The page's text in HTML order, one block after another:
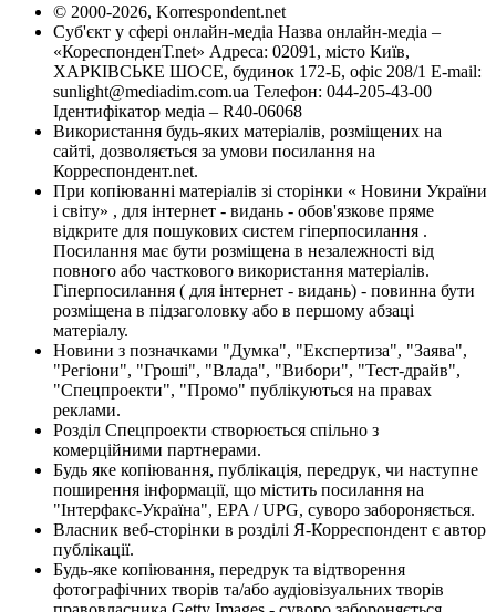
© 2000-2026, Korrespondent.net
Суб'єкт у сфері онлайн-медіа Назва онлайн-медіа –
«КореспонденТ.net» Адреса: 02091, місто Київ,
ХАРКІВСЬКЕ ШОСЕ, будинок 172-Б, офіс 208/1 E-mail:
sunlight@mediadim.com.ua Телефон: 044-205-43-00
Ідентифікатор медіа – R40-06068
Використання будь-яких матеріалів, розміщених на
сайті, дозволяється за умови посилання на
Корреспондент.net.
При копіюванні матеріалів зі сторінки « Новини України
і світу» , для інтернет - видань - обов'язкове пряме
відкрите для пошукових систем гіперпосилання .
Посилання має бути розміщена в незалежності від
повного або часткового використання матеріалів.
Гіперпосилання ( для інтернет - видань) - повинна бути
розміщена в підзаголовку або в першому абзаці
матеріалу.
Новини з позначками "Думка", "Експертиза", "Заява",
"Регіони", "Гроші", "Влада", "Вибори", "Тест-драйв",
"Спецпроекти", "Промо" публікуються на правах
реклами.
Розділ Спецпроекти створюється спільно з
комерційними партнерами.
Будь яке копіювання, публікація, передрук, чи наступне
поширення інформації, що містить посилання на
"Інтерфакс-Україна", EPA / UPG, суворо забороняється.
Власник веб-сторінки в розділі Я-Корреспондент є автор
публікації.
Будь-яке копіювання, передрук та відтворення
фотографічних творів та/або аудіовізуальних творів